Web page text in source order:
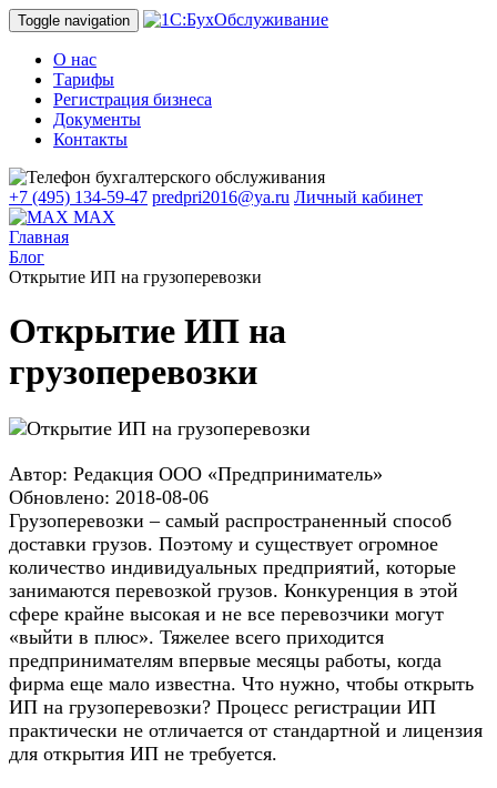
Toggle navigation
О нас
Тарифы
Регистрация бизнеса
Документы
Контакты
+7 (495) 134-59-47 predpri2016@ya.ru Личный кабинет
MAX
Главная
Блог
Открытие ИП на грузоперевозки
Открытие ИП на
грузоперевозки
Автор: Редакция ООО «Предприниматель»
Обновлено: 2018-08-06
Грузоперевозки – самый распространенный способ
доставки грузов. Поэтому и существует огромное
количество индивидуальных предприятий, которые
занимаются перевозкой грузов. Конкуренция в этой
сфере крайне высокая и не все перевозчики могут
«выйти в плюс». Тяжелее всего приходится
предпринимателям впервые месяцы работы, когда
фирма еще мало известна. Что нужно, чтобы открыть
ИП на грузоперевозки? Процесс регистрации ИП
практически не отличается от стандартной и лицензия
для открытия ИП не требуется.